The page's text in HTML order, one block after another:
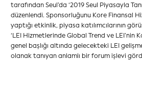
tarafından Seul’da ‘2019 Seul Piyasayla
düzenlendi. Sponsorluğunu Kore Finansal
yaptığı etkinlik, piyasa katılımcılarının
‘LEI Hizmetlerinde Global Trend ve LEI’nin
genel başlığı altında gelecekteki LEI
olanak tanıyan anlamlı bir forum işlevi